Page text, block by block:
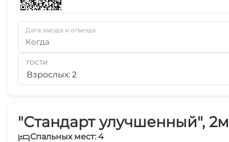
"Стандарт улучшенный",
Спальных мест: 4
Дата заезда и отъезда
Когда
ГОСТИ
Взрослых: 2